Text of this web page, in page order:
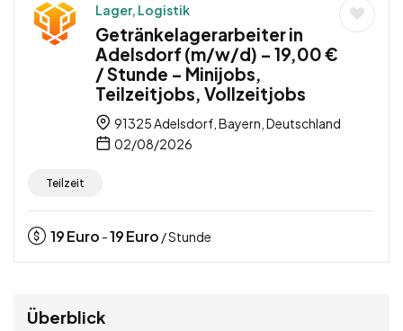
Lager, Logistik
Getränkelagerarbeiter in
Adelsdorf (m/w/d) – 19,00 €
/ Stunde – Minijobs,
Teilzeitjobs, Vollzeitjobs
91325 Adelsdorf, Bayern, Deutschland
02/08/2026
Teilzeit
19Euro -19Euro / Stunde
Überblick